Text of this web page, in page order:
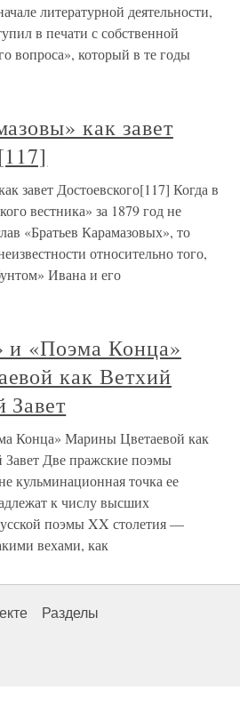
литературной деятельности,
в печати с собственной
вопроса», который в те годы
как завет
завет Достоевского[117] Когда в
вестника» за 1879 год не
«Братьев Карамазовых», то
относительно того,
Ивана и его
и «Поэма Конца»
как Ветхий
Завет
Конца» Марины Цветаевой как
Две пражские поэмы
кульминационная точка ее
к числу высших
поэмы XX столетия —
вехами, как
Разделы